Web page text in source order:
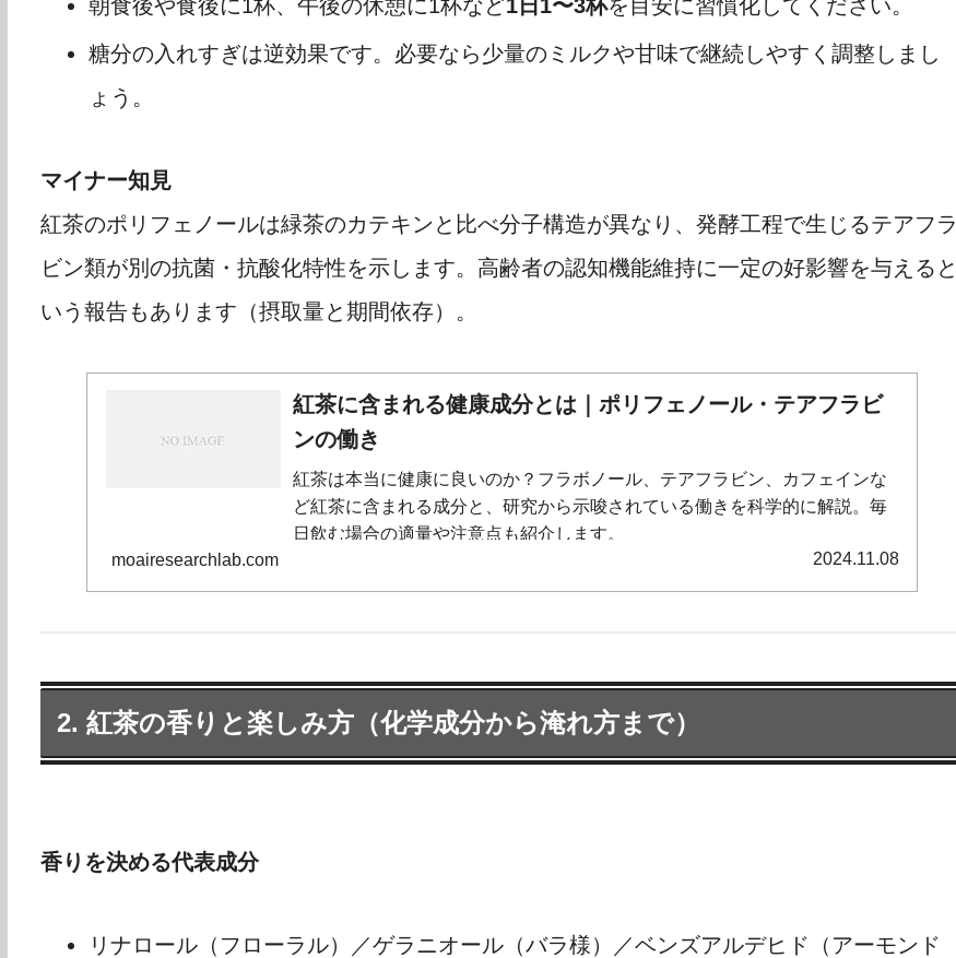
朝食後や食後に1杯、午後の休憩に1杯など1日1〜3杯を目安に習慣化してください。
糖分の入れすぎは逆効果です。必要なら少量のミルクや甘味で継続しやすく調整しまし
ょう。
マイナー知見
紅茶のポリフェノールは緑茶のカテキンと比べ分子構造が異なり、発酵工程で生じるテアフラ
ビン類が別の抗菌・抗酸化特性を示します。高齢者の認知機能維持に一定の好影響を与えると
いう報告もあります（摂取量と期間依存）。
紅茶に含まれる健康成分とは｜ポリフェノール・テアフラビ
ンの働き
紅茶は本当に健康に良いのか？フラボノール、テアフラビン、カフェインな
ど紅茶に含まれる成分と、研究から示唆されている働きを科学的に解説。毎
日飲む場合の適量や注意点も紹介します。
moairesearchlab.com
2024.11.08
2. 紅茶の香りと楽しみ方（化学成分から淹れ方まで）
香りを決める代表成分
リナロール（フローラル）／ゲラニオール（バラ様）／ベンズアルデヒド（アーモンド